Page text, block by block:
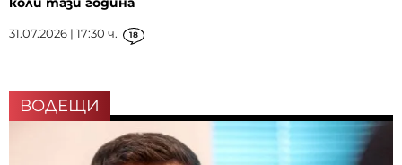
31.07.2026 | 17:30 ч. 18
ВОДЕЩИ